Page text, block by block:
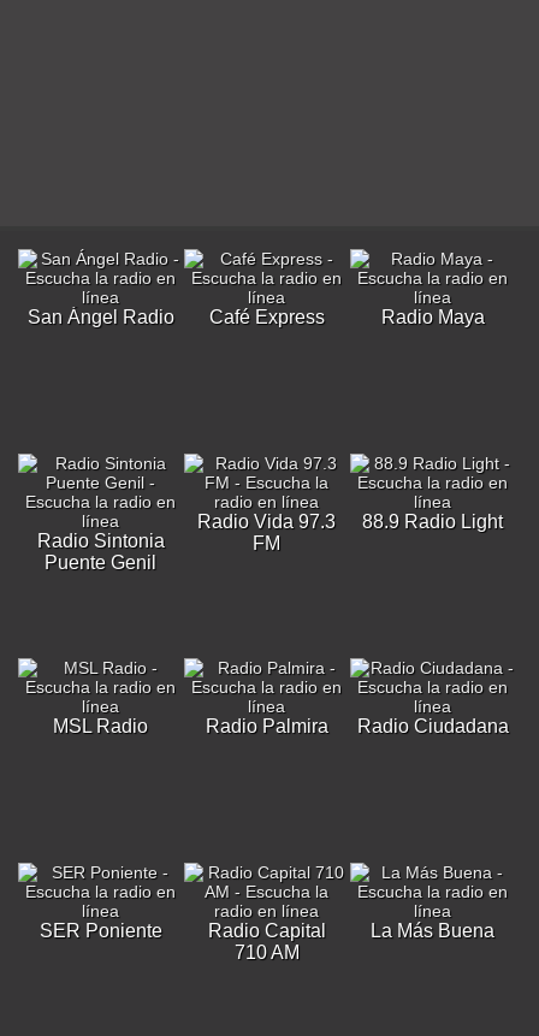
San Ángel Radio Café Express Radio Maya
Radio Sintonia
Puente Genil
Radio Vida 97.3
FM
88.9 Radio Light
MSL Radio Radio Palmira Radio Ciudadana
SER Poniente
Radio Capital
710 AM
La Más Buena